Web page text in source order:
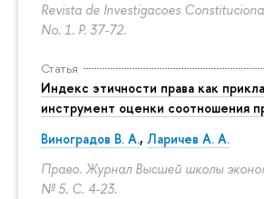
Revista de Investigacoes
No. 1. P. 37-72.
Статья
Индекс этичности права как
инструмент оценки соотношения
Виноградов В. А., Ларичев А. А.
Право. Журнал Высшей школы
№ 5. С. 4-23.